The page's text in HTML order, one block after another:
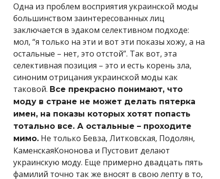
Одна из проблем восприятия украинской моды
большинством заинтересованных лиц
заключается в эдаком селективном подходе:
мол, “я только на эти и вот эти показы хожу, а на
остальные – нет, это отстой”. Так вот, эта
селективная позиция – это и есть корень зла,
синоним отрицания украинской моды как
таковой. Все прекрасно понимают, что
моду в стране не может делать пятерка
имен, на показы которых хотят попасть
тотально все. А остальные – проходите
мимо. Не только Бевза, Литковская, Подолян,
КаменскаяКононова и Пустовит делают
украинскую моду. Еще примерно двадцать пять
фамилий точно так же вносят в свою лепту в то,